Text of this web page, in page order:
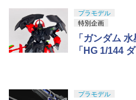
プラモデル
特別企画
「ガンダム
「HG 1/144
プラモデル